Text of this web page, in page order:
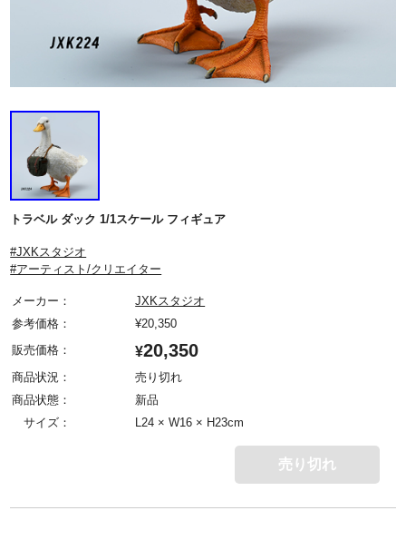
トラベル ダック 1/1スケール フィギュア
#JXKスタジオ
#アーティスト/クリエイター
メーカー：
JXKスタジオ
参考価格：
¥20,350
販売価格：
¥20,350
商品状況：
売り切れ
商品状態：
新品
サイズ：
L24 × W16 × H23cm
売り切れ